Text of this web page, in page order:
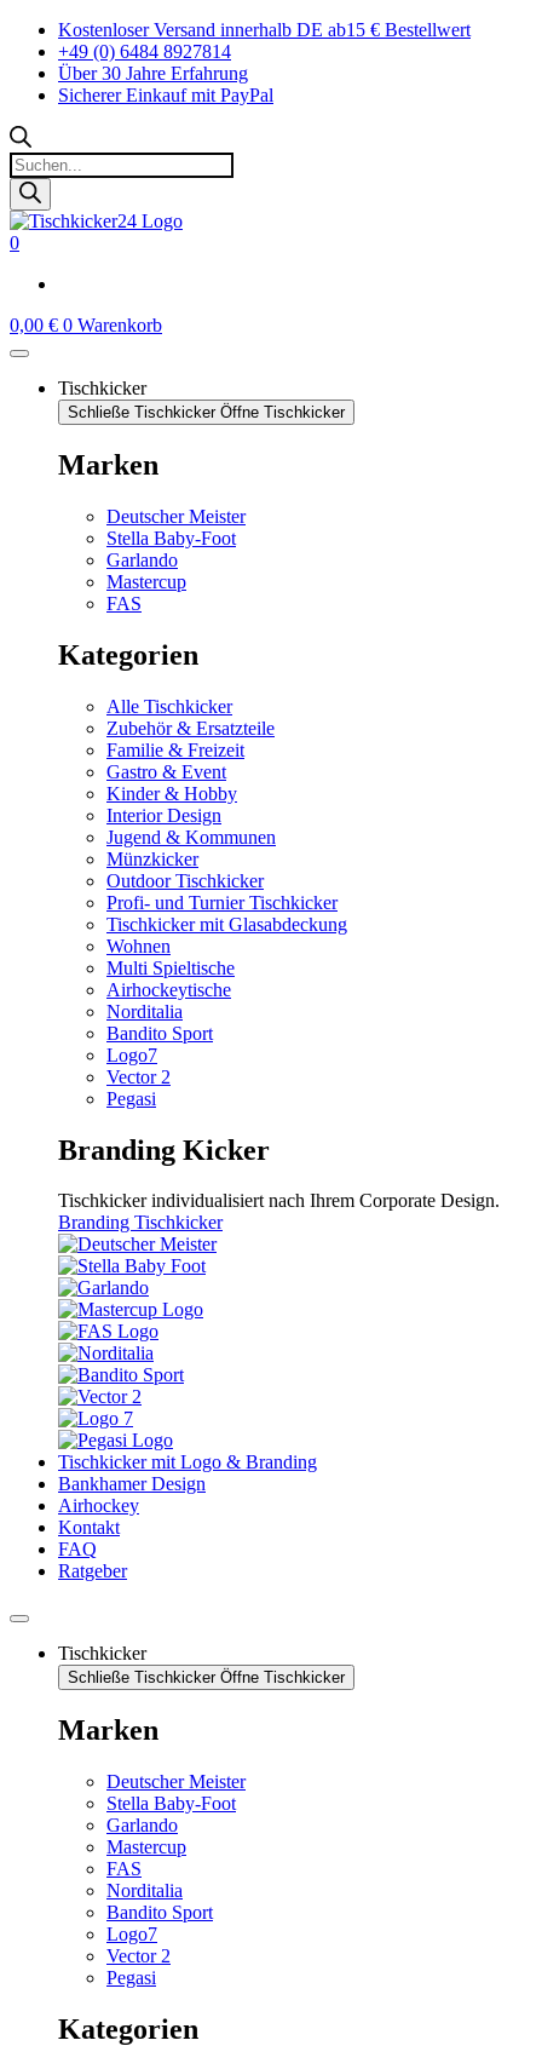
Zum
Inhalt
springen
Kostenloser Versand innerhalb DE ab15 € Bestellwert
+49 (0) 6484 8927814
Über 30 Jahre Erfahrung
Sicherer Einkauf mit PayPal
Products
search
0
0,00 € 0 Warenkorb
Tischkicker
Schließe Tischkicker Öffne Tischkicker
Marken
Deutscher Meister
Stella Baby-Foot
Garlando
Mastercup
FAS
Kategorien
Alle Tischkicker
Zubehör & Ersatzteile
Familie & Freizeit
Gastro & Event
Kinder & Hobby
Interior Design
Jugend & Kommunen
Münzkicker
Outdoor Tischkicker
Profi- und Turnier Tischkicker
Tischkicker mit Glasabdeckung
Wohnen
Multi Spieltische
Airhockeytische
Norditalia
Bandito Sport
Logo7
Vector 2
Pegasi
Branding Kicker
Tischkicker individualisiert nach Ihrem Corporate Design.
Branding Tischkicker
Tischkicker mit Logo & Branding
Bankhamer Design
Airhockey
Kontakt
FAQ
Ratgeber
Tischkicker
Schließe Tischkicker Öffne Tischkicker
Marken
Deutscher Meister
Stella Baby-Foot
Garlando
Mastercup
FAS
Norditalia
Bandito Sport
Logo7
Vector 2
Pegasi
Kategorien